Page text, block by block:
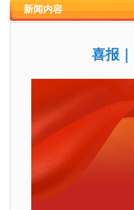
新闻内容
喜报